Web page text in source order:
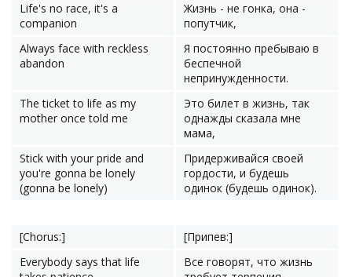
Life's no race, it's a
companion
Жизнь - не гонка, она -
попутчик,
Always face with reckless
abandon
Я постоянно пребываю в
беспечной
непринужденности.
The ticket to life as my
mother once told me
Это билет в жизнь, так
однажды сказала мне
мама,
Stick with your pride and
you're gonna be lonely
(gonna be lonely)
Придерживайся своей
гордости, и будешь
одинок (будешь одинок).
[Chorus:]
[Припев:]
Everybody says that life
Все говорят, что жизнь